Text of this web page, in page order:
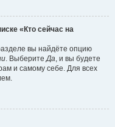
«Кто сейчас на
вы найдёте опцию
. ВыберитеДа, и вы будете
и самому себе. Для всех